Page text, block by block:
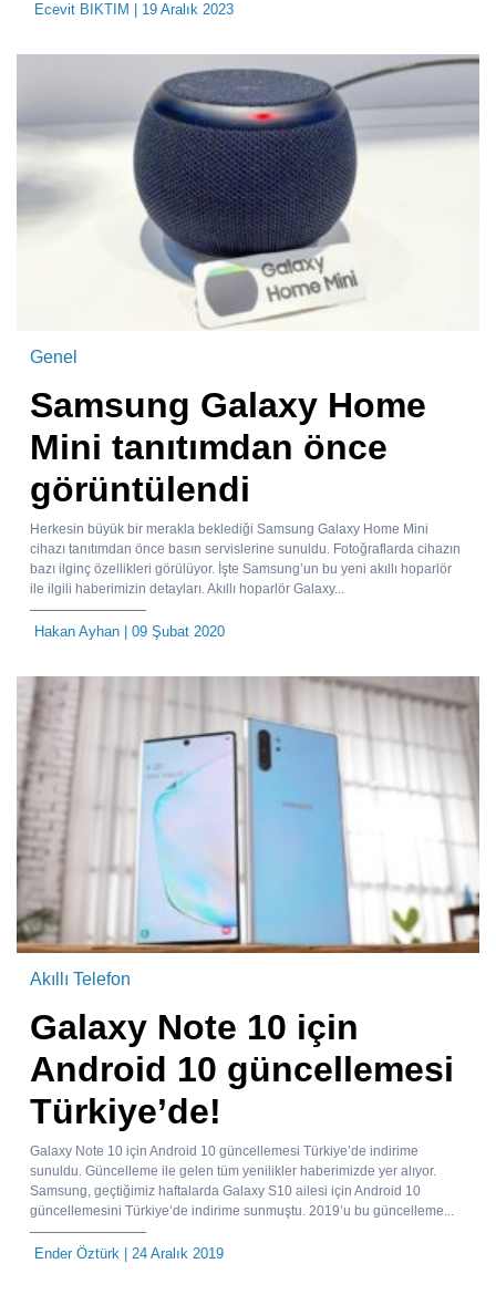
Ecevit BIKTIM | 19 Aralık 2023
Genel
Samsung Galaxy Home
Mini tanıtımdan önce
görüntülendi
Herkesin büyük bir merakla beklediği Samsung Galaxy Home Mini
cihazı tanıtımdan önce basın servislerine sunuldu. Fotoğraflarda cihazın
bazı ilginç özellikleri görülüyor. İşte Samsung’un bu yeni akıllı hoparlör
ile ilgili haberimizin detayları. Akıllı hoparlör Galaxy...
Hakan Ayhan | 09 Şubat 2020
Akıllı Telefon
Galaxy Note 10 için
Android 10 güncellemesi
Türkiye’de!
Galaxy Note 10 için Android 10 güncellemesi Türkiye’de indirime
sunuldu. Güncelleme ile gelen tüm yenilikler haberimizde yer alıyor.
Samsung, geçtiğimiz haftalarda Galaxy S10 ailesi için Android 10
güncellemesini Türkiye’de indirime sunmuştu. 2019’u bu güncelleme...
Ender Öztürk | 24 Aralık 2019